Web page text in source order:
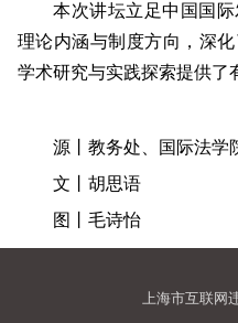
本次讲坛立足中国国
理论内涵与制度方向，深
学术研究与实践探索提供了
源丨教务处、国际法学
文丨胡思语
图丨毛诗怡
上海市互联网